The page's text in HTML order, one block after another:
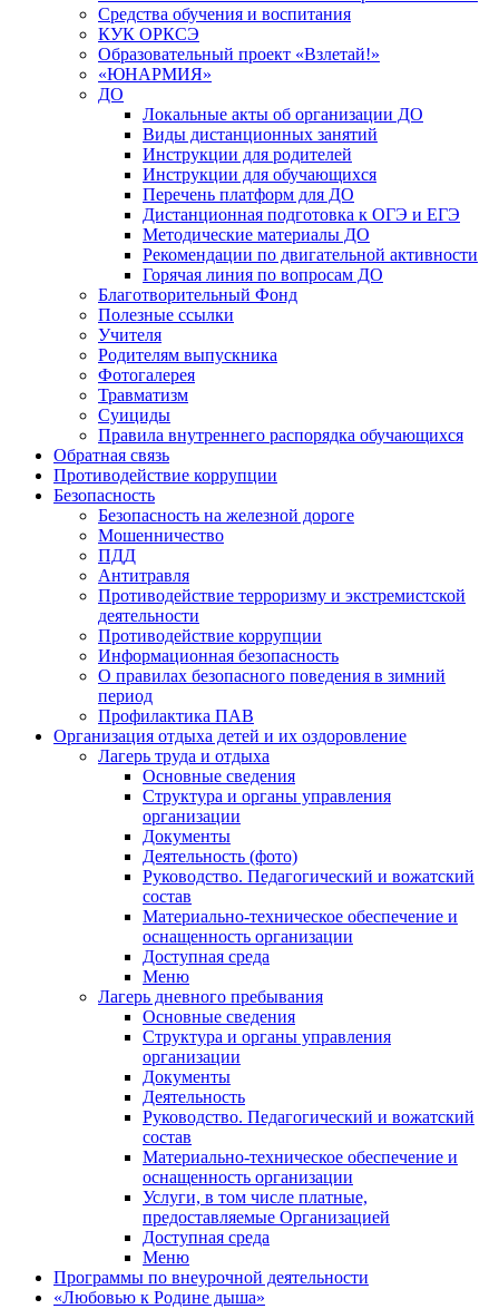
Средства обучения и воспитания
КУК ОРКСЭ
Образовательный проект «Взлетай!»
«ЮНАРМИЯ»
ДО
Локальные акты об организации ДО
Виды дистанционных занятий
Инструкции для родителей
Инструкции для обучающихся
Перечень платформ для ДО
Дистанционная подготовка к ОГЭ и ЕГЭ
Методические материалы ДО
Рекомендации по двигательной активности
Горячая линия по вопросам ДО
Благотворительный Фонд
Полезные ссылки
Учителя
Родителям выпускника
Фотогалерея
Травматизм
Суициды
Правила внутреннего распорядка обучающихся
Обратная связь
Противодействие коррупции
Безопасность
Безопасность на железной дороге
Мошенничество
ПДД
Антитравля
Противодействие терроризму и экстремистской
деятельности
Противодействие коррупции
Информационная безопасность
О правилах безопасного поведения в зимний
период
Профилактика ПАВ
Организация отдыха детей и их оздоровление
Лагерь труда и отдыха
Основные сведения
Структура и органы управления
организации
Документы
Деятельность (фото)
Руководство. Педагогический и вожатский
состав
Материально-техническое обеспечение и
оснащенность организации
Доступная среда
Меню
Лагерь дневного пребывания
Основные сведения
Структура и органы управления
организации
Документы
Деятельность
Руководство. Педагогический и вожатский
состав
Материально-техническое обеспечение и
оснащенность организации
Услуги, в том числе платные,
предоставляемые Организацией
Доступная среда
Меню
Программы по внеурочной деятельности
«Любовью к Родине дыша»